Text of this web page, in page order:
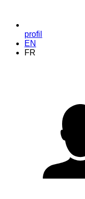
profil
EN
FR